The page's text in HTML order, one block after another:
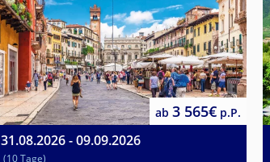
31.08.2026 - 09.09.2026
(10 Tage)
ab 3 565€ p.P.